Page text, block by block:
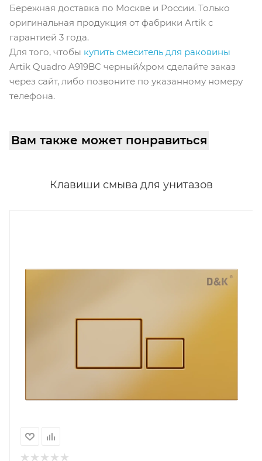
Бережная доставка по Москве и России. Только
оригинальная продукция от фабрики Artik с
гарантией 3 года.
Для того, чтобы купить смеситель для раковины
Artik Quadro A919BC черный/хром сделайте заказ
через сайт, либо позвоните по указанному номеру
телефона.
Вам также может понравиться
Клавиши смыва для унитазов